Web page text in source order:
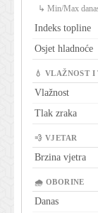
↳ Min/Max
Indeks topline
Osjet hladnoće
💧 VLAŽNOST
Vlažnost
Tlak zraka
💨 VJETAR
Brzina vjetra
🌧 OBORINE
Danas